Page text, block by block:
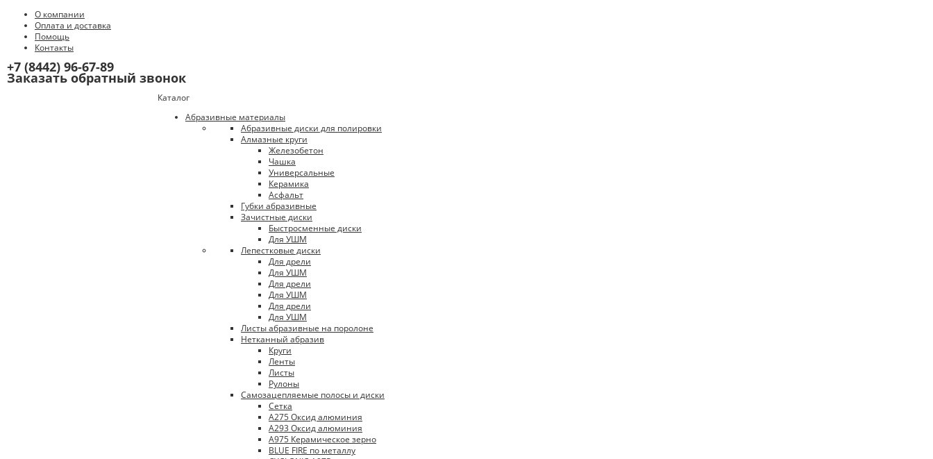
О компании
Оплата и доставка
Помощь
Контакты
+7 (8442) 96-67-89
Заказать обратный звонок
Каталог
Абразивные материалы
Абразивные диски для полировки
Алмазные круги
Железобетон
Чашка
Универсальные
Керамика
Асфальт
Губки абразивные
Зачистные диски
Быстросменные диски
Для УШМ
Лепестковые диски
Для дрели
Для УШМ
Для дрели
Для УШМ
Для дрели
Для УШМ
Листы абразивные на поролоне
Нетканный абразив
Круги
Ленты
Листы
Рулоны
Самозацепляемые полосы и диски
Сетка
A275 Оксид алюминия
A293 Оксид алюминия
A975 Керамическое зерно
BLUE FIRE по металлу